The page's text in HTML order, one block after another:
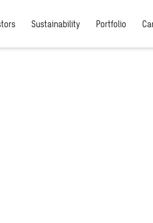
Sustainability Portfolio